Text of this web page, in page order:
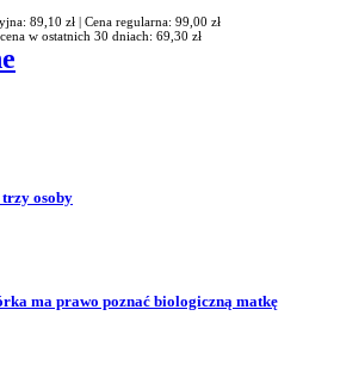
89,10 zł | Cena regularna: 99,00 zł
w ostatnich 30 dniach: 69,30 zł
trzy osoby
ma prawo poznać biologiczną matkę